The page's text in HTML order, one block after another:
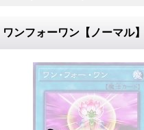
ワンフォーワン【ノーマル